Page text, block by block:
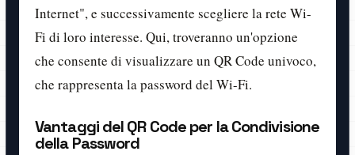
Internet", e successivamente scegliere la rete Wi-
Fi di loro interesse. Qui, troveranno un'opzione
che consente di visualizzare un QR Code univoco,
che rappresenta la password del Wi-Fi.
Vantaggi del QR Code per la Condivisione
della Password